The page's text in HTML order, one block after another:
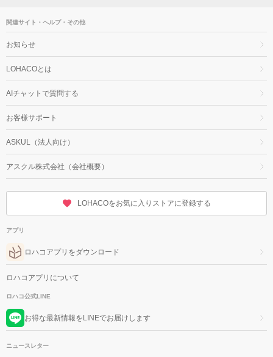
関連サイト・ヘルプ・その他
お知らせ
LOHACOとは
AIチャットで質問する
お客様サポート
ASKUL（法人向け）
アスクル株式会社（会社概要）
LOHACOをお気に入りストアに登録する
アプリ
ロハコアプリをダウンロード
ロハコアプリについて
ロハコ公式LINE
お得な最新情報をLINEでお届けします
ニュースレター